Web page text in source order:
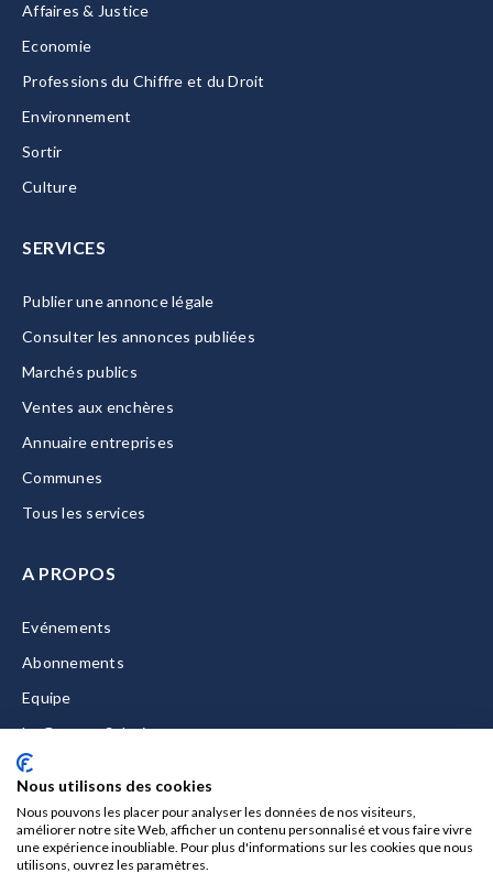
Affaires & Justice
Economie
Professions du Chiffre et du Droit
Environnement
Sortir
Culture
SERVICES
Publier une annonce légale
Consulter les annonces publiées
Marchés publics
Ventes aux enchères
Annuaire entreprises
Communes
Tous les services
A PROPOS
Evénements
Abonnements
Equipe
La Gazette Solutions
Nous contacter
Nous utilisons des cookies
Nous pouvons les placer pour analyser les données de nos visiteurs,
améliorer notre site Web, afficher un contenu personnalisé et vous faire vivre
une expérience inoubliable. Pour plus d'informations sur les cookies que nous
utilisons, ouvrez les paramètres.